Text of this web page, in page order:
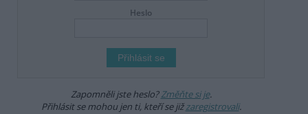
Heslo
Zapomněli jste heslo?Změňte si je.
Přihlásit se mohou jen ti, kteří se jižzaregistrovali.